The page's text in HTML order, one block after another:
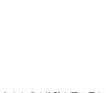
結する仕組み